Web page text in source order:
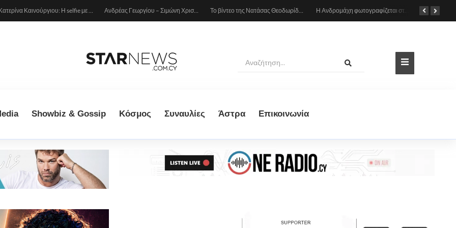
Κατερίνα Καινούργιου: Η selfie με μπλε μαγιό κάτω από τον ήλιο – Η λεπτομέρεια που λατρέψαμε (φωτογραφία) Ανδρέας Γεωργίου – Σιμώνη Χριστοδούλου: Ερωτευμένοι στο Μιλάνο! Το βίντεο της Νατάσας Θεοδωρίδου με τη μητέρα της από το αυτοκίνητο: «Πες κάτι στο κοινό σου ρε μαμά»
Showbiz & Gossip Κόσμος Συναυλίες Άστρα Eπικοινωνία